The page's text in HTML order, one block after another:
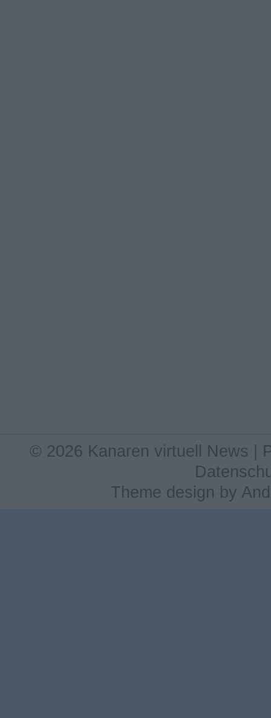
© 2026 Kanaren virtuell News |
Theme design by